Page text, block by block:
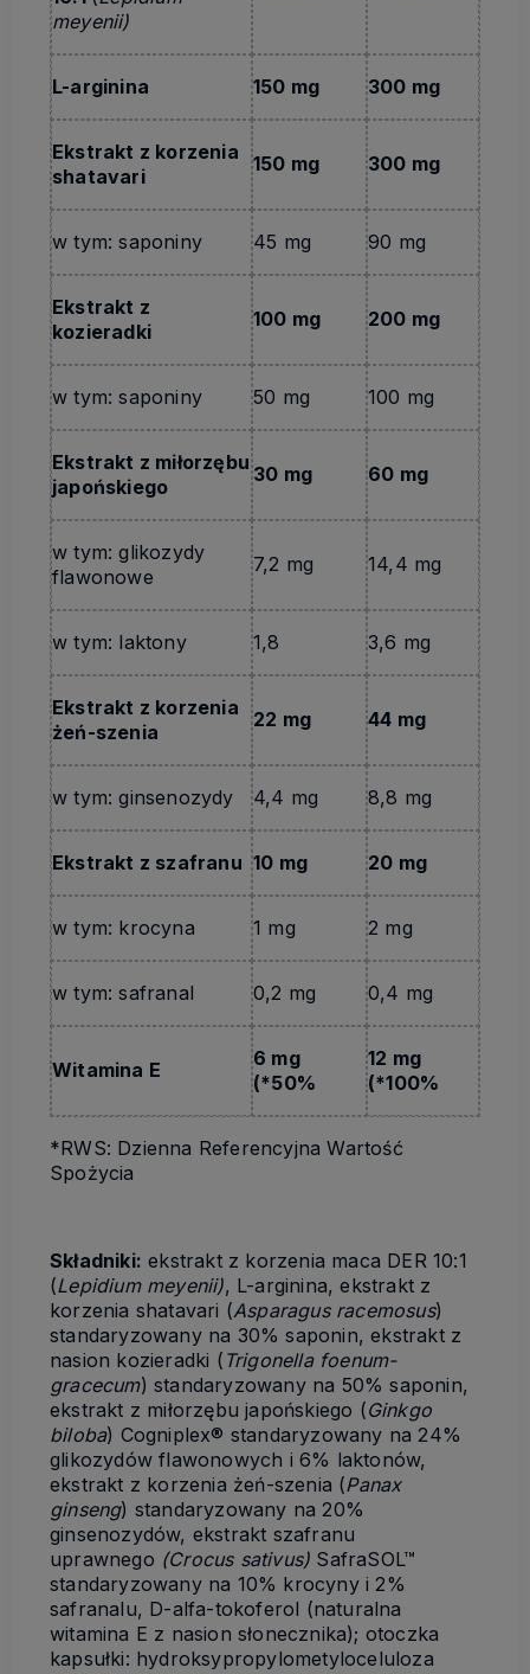
meyenii)
L-arginina 150 mg 300 mg
Ekstrakt z korzenia
shatavari
150 mg 300 mg
w tym: saponiny 45 mg 90 mg
Ekstrakt z
kozieradki
100 mg 200 mg
w tym: saponiny 50 mg 100 mg
Ekstrakt z miłorzębu
japońskiego
30 mg 60 mg
w tym: glikozydy
flawonowe
7,2 mg 14,4 mg
w tym: laktony 1,8 3,6 mg
Ekstrakt z korzenia
żeń-szenia
22 mg 44 mg
w tym: ginsenozydy 4,4 mg 8,8 mg
Ekstrakt z szafranu 10 mg 20 mg
w tym: krocyna 1 mg 2 mg
w tym: safranal 0,2 mg 0,4 mg
Witamina E
6 mg
(*50%
12 mg
(*100%
*RWS: Dzienna Referencyjna Wartość
Spożycia
Składniki: ekstrakt z korzenia maca DER 10:1
(Lepidium meyenii), L-arginina, ekstrakt z
korzenia shatavari (Asparagus racemosus)
standaryzowany na 30% saponin, ekstrakt z
nasion kozieradki ( Trigonella foenum-
gracecum) standaryzowany na 50% saponin,
ekstrakt z miłorzębu japońskiego (Ginkgo
biloba) Cogniplex® standaryzowany na 24%
glikozydów flawonowych i 6% laktonów,
ekstrakt z korzenia żeń-szenia (Panax
ginseng) standaryzowany na 20%
ginsenozydów, ekstrakt szafranu
uprawnego (Crocus sativus) SafraSOL™
standaryzowany na 10% krocyny i 2%
safranalu, D-alfa-tokoferol (naturalna
witamina E z nasion słonecznika); otoczka
kapsułki: hydroksypropylometyloceluloza